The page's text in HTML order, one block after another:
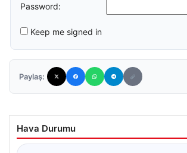
Password:
Keep me signed in
Paylaş:
Hava Durumu